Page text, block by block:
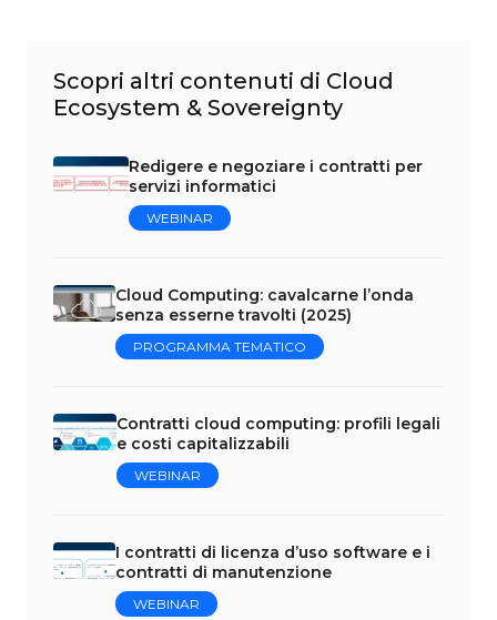
Scopri altri contenuti di Cloud
Ecosystem & Sovereignty
Redigere e negoziare i contratti per
servizi informatici
WEBINAR
Cloud Computing: cavalcarne l’onda
senza esserne travolti (2025)
PROGRAMMA TEMATICO
Contratti cloud computing: profili legali
e costi capitalizzabili
WEBINAR
I contratti di licenza d’uso software e i
contratti di manutenzione
WEBINAR